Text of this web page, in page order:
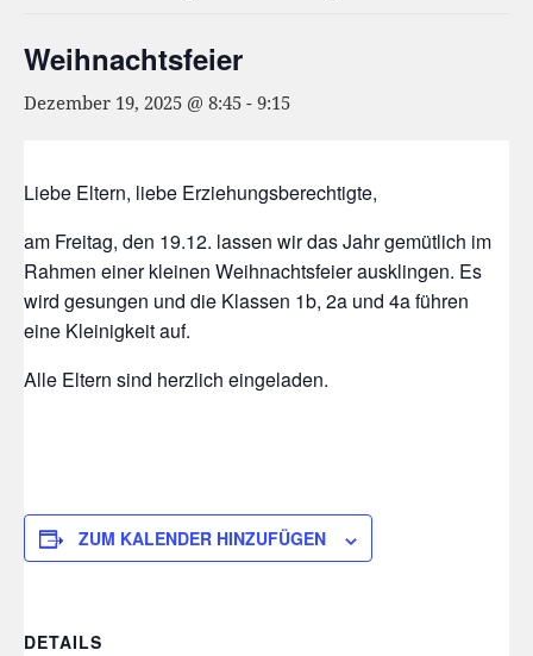
Weihnachtsfeier
Dezember 19, 2025 @ 8:45 - 9:15
Liebe Eltern, liebe Erziehungsberechtigte,
am Freitag, den 19.12. lassen wir das Jahr gemütlich im
Rahmen einer kleinen Weihnachtsfeier ausklingen. Es
wird gesungen und die Klassen 1b, 2a und 4a führen
eine Kleinigkeit auf.
Alle Eltern sind herzlich eingeladen.
ZUM KALENDER HINZUFÜGEN
DETAILS